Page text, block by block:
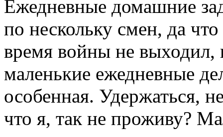
Ежедневные домашние
по нескольку смен, да
время войны не выходил,
маленькие ежедневные
особенная. Удержаться,
что я, так не проживу?